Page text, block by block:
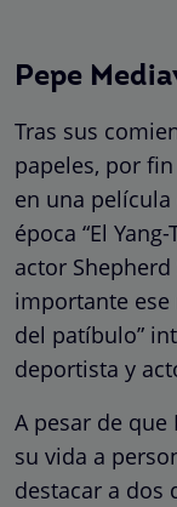
Pepe
Tras sus
papeles, por
en una
época “El
actor
importante ese
del patíbulo”
deportista y
A pesar de
su vida a
destacar a dos